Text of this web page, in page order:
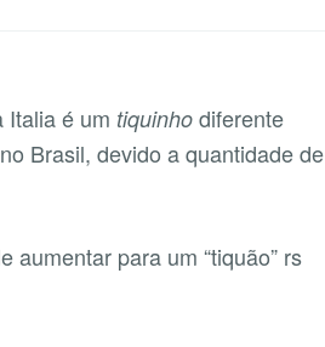
Italia é um tiquinho diferente
Brasil, devido a quantidade de
aumentar para um “tiquão” rs